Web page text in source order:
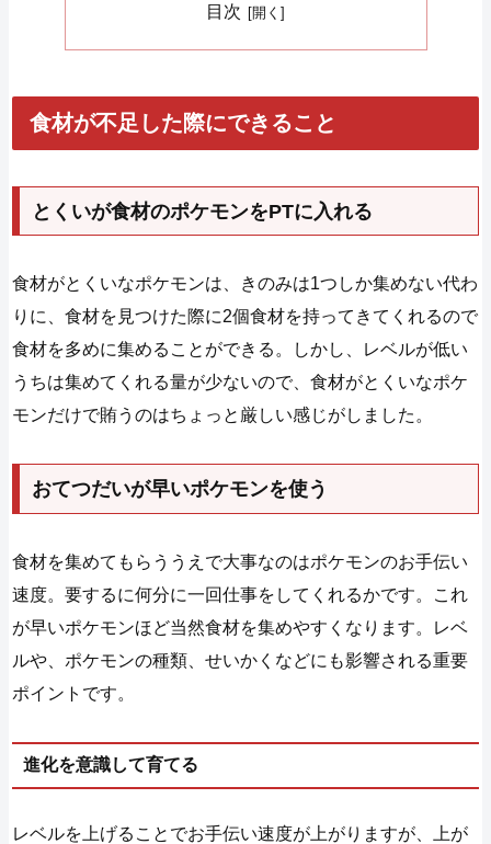
目次
食材が不足した際にできること
とくいが食材のポケモンをPTに入れる
食材がとくいなポケモンは、きのみは1つしか集めない代わ
りに、食材を見つけた際に2個食材を持ってきてくれるので
食材を多めに集めることができる。しかし、レベルが低い
うちは集めてくれる量が少ないので、食材がとくいなポケ
モンだけで賄うのはちょっと厳しい感じがしました。
おてつだいが早いポケモンを使う
食材を集めてもらううえで大事なのはポケモンのお手伝い
速度。要するに何分に一回仕事をしてくれるかです。これ
が早いポケモンほど当然食材を集めやすくなります。レベ
ルや、ポケモンの種類、せいかくなどにも影響される重要
ポイントです。
進化を意識して育てる
レベルを上げることでお手伝い速度が上がりますが、上が